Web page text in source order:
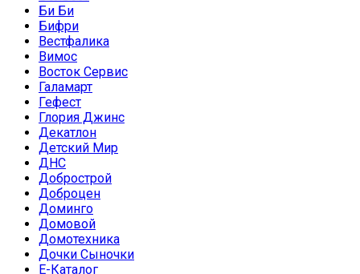
Би Би
Бифри
Вестфалика
Вимос
Восток Сервис
Галамарт
Гефест
Глория Джинс
Декатлон
Детский Мир
ДНС
Добрострой
Доброцен
Доминго
Домовой
Домотехника
Дочки Сыночки
Е-Каталог